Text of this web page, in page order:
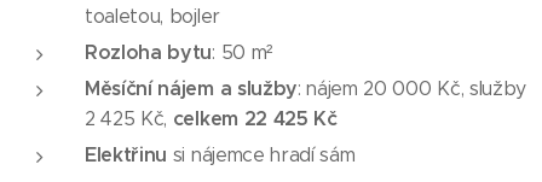
toaletou, bojler
Rozloha bytu: 50 m²
Měsíční nájem a služby: nájem 20 000 Kč, služby
2 425 Kč, celkem 22 425 Kč
Elektřinu si nájemce hradí sám